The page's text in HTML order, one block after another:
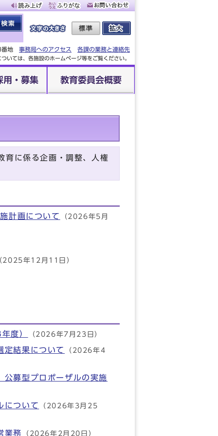
番地 事務局へのアクセス
各課の業務と連絡先
いては、各施設のホームページ等をご覧ください。
用・募集 教育委員会概要
育に係る企画・調整、人権
計画について （2026年5月
2025年12月11日）
度） （2026年7月23日）
定結果について （2026年4
公募型プロポーザルの実施
について （2026年3月25
業務
（2026年2月20日）